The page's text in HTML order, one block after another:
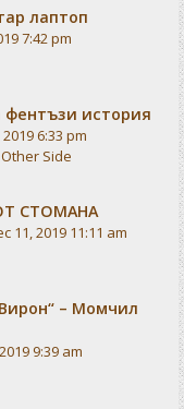
лаптоп
7:42 pm
история
6:33 pm
Side
СТОМАНА
11, 2019 11:11 am
– Момчил
9:39 am